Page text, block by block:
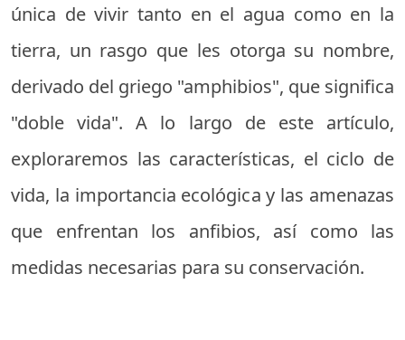
única de vivir tanto en el agua como en la
tierra, un rasgo que les otorga su nombre,
derivado del griego "amphibios", que significa
"doble vida". A lo largo de este artículo,
exploraremos las características, el ciclo de
vida, la importancia ecológica y las amenazas
que enfrentan los anfibios, así como las
medidas necesarias para su conservación.